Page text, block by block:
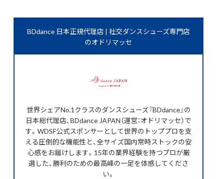
BDdance 日本正規代理店 | 社交ダンスシューズ専門店
のオドリマッセ
世界シェアNo.1クラスのダンスシューズ『BDdance』の
日本総代理店、BDdance JAPAN（運営：オドリマッセ）で
す。WDSF公式スポンサーとして世界のトッププロを支
える圧倒的な機能性と、全サイズ国内常時ストックの安
心感をお届けします。15年の業界経験を持つプロが厳
選した、勝利のための最高峰の一足を体感してくださ
い。